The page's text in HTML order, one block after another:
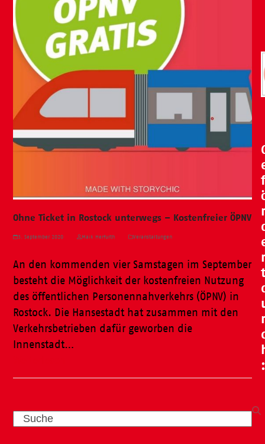
Ohne Ticket in Rostock unterwegs – Kostenfreier ÖPNV
3. September 2020 Maik Herfurth Veranstaltungen
An den kommenden vier Samstagen im September
besteht die Möglichkeit der kostenfreien Nutzung
des öffentlichen Personennahverkehrs (ÖPNV) in
Rostock. Die Hansestadt hat zusammen mit den
Verkehrsbetrieben dafür geworben die
Innenstadt…
Search
f
r
r
t
r
: